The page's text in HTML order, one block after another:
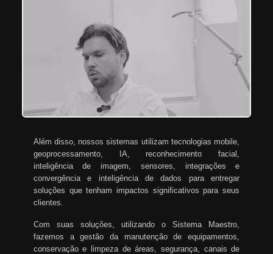
Além disso, nossos sistemas utilizam tecnologias mobile,
geoprocessamento, IA, reconhecimento facial,
inteligência de imagem, sensores, integrações e
convergência e inteligência de dados para entregar
soluções que tenham impactos significativos para seus
clientes.
Com suas soluções, utilizando o Sistema Maestro,
fazemos a gestão da manutenção de equipamentos,
conservação e limpeza de áreas, segurança, canais de